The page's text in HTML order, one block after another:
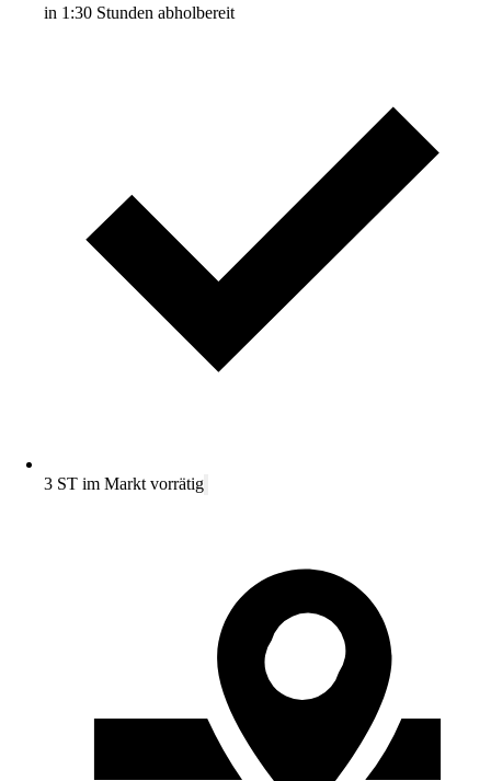
in 1:30 Stunden abholbereit
3 ST im Markt vorrätig